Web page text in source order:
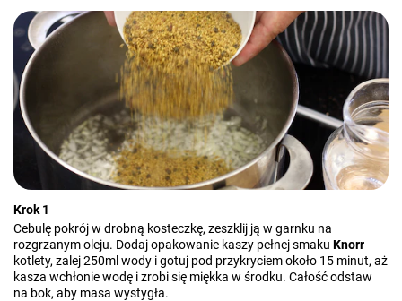
Krok 1
Cebulę pokrój w drobną kosteczkę, zeszklij ją w garnku na
rozgrzanym oleju. Dodaj opakowanie kaszy pełnej smaku Knorr
kotlety, zalej 250ml wody i gotuj pod przykryciem około 15 minut, aż
kasza wchłonie wodę i zrobi się miękka w środku. Całość odstaw
na bok, aby masa wystygła.